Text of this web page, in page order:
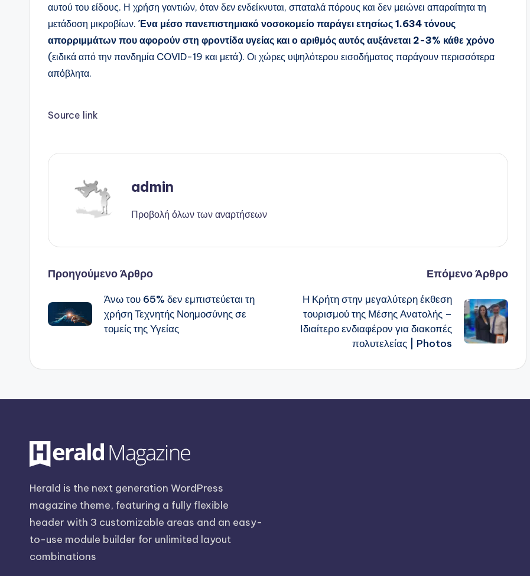
αυτού του είδους. Η χρήση γαντιών, όταν δεν ενδείκνυται, σπαταλά πόρους και δεν μειώνει απαραίτητα τη
μετάδοση μικροβίων. Ένα μέσο πανεπιστημιακό νοσοκομείο παράγει ετησίως 1.634 τόνους
απορριμμάτων που αφορούν στη φροντίδα υγείας και ο αριθμός αυτός αυξάνεται 2-3% κάθε χρόνο
(ειδικά από την πανδημία COVID-19 και μετά). Οι χώρες υψηλότερου εισοδήματος παράγουν περισσότερα
απόβλητα.
Source link
admin
Προβολή όλων των αναρτήσεων
Πλοήγηση
δημοσιεύσεων
Προηγούμενο Άρθρο
Άνω του 65% δεν εμπιστεύεται τη
χρήση Τεχνητής Νοημοσύνης σε
τομείς της Υγείας
Επόμενο Άρθρο
Η Κρήτη στην μεγαλύτερη έκθεση
τουρισμού της Μέσης Ανατολής –
Ιδιαίτερο ενδιαφέρον για διακοπές
πολυτελείας | Photos
Herald is the next generation WordPress
magazine theme, featuring a fully flexible
header with 3 customizable areas and an easy-
to-use module builder for unlimited layout
combinations